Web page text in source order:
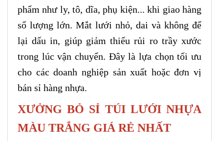
phẩm như ly, tô, dĩa, phụ kiện... khi giao hàng
số lượng lớn. Mắt lưới nhỏ, dai và không để
lại dấu in, giúp giảm thiểu rủi ro trầy xước
trong lúc vận chuyển. Đây là lựa chọn tối ưu
cho các doanh nghiệp sản xuất hoặc đơn vị
bán sỉ hàng nhựa.
XƯỞNG BỎ SỈ TÚI LƯỚI NHỰA
MÀU TRẮNG GIÁ RẺ NHẤT